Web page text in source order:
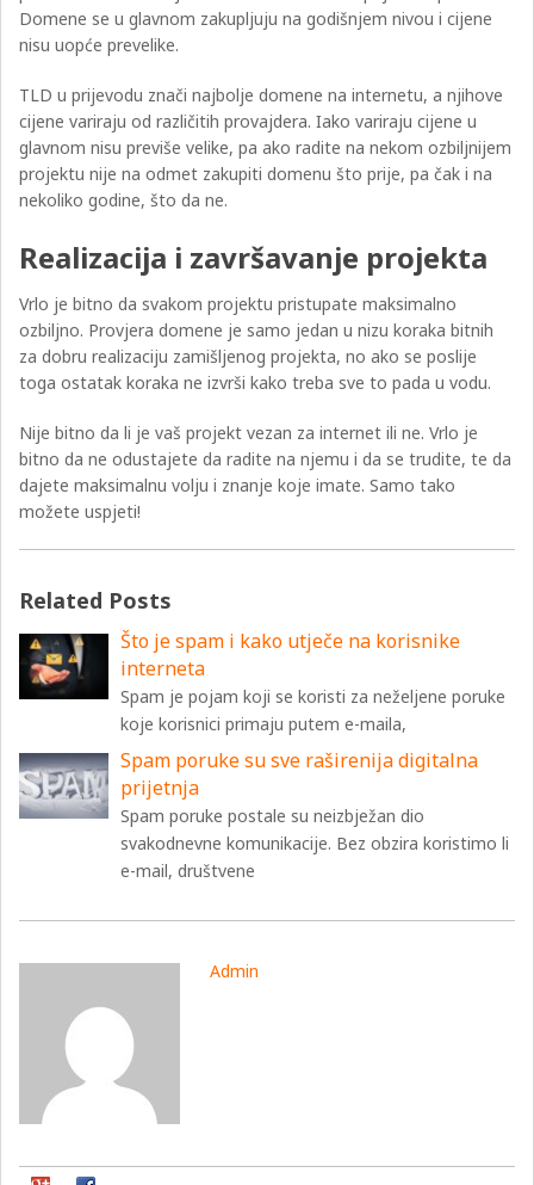
Domene se u glavnom zakupljuju na godišnjem nivou i cijene
nisu uopće prevelike.
TLD u prijevodu znači najbolje domene na internetu, a njihove
cijene variraju od različitih provajdera. Iako variraju cijene u
glavnom nisu previše velike, pa ako radite na nekom ozbiljnijem
projektu nije na odmet zakupiti domenu što prije, pa čak i na
nekoliko godine, što da ne.
Realizacija i završavanje projekta
Vrlo je bitno da svakom projektu pristupate maksimalno
ozbiljno. Provjera domene je samo jedan u nizu koraka bitnih
za dobru realizaciju zamišljenog projekta, no ako se poslije
toga ostatak koraka ne izvrši kako treba sve to pada u vodu.
Nije bitno da li je vaš projekt vezan za internet ili ne. Vrlo je
bitno da ne odustajete da radite na njemu i da se trudite, te da
dajete maksimalnu volju i znanje koje imate. Samo tako
možete uspjeti!
Related Posts
Što je spam i kako utječe na korisnike
interneta
Spam je pojam koji se koristi za neželjene poruke
koje korisnici primaju putem e-maila,
Spam poruke su sve raširenija digitalna
prijetnja
Spam poruke postale su neizbježan dio
svakodnevne komunikacije. Bez obzira koristimo li
e-mail, društvene
Admin